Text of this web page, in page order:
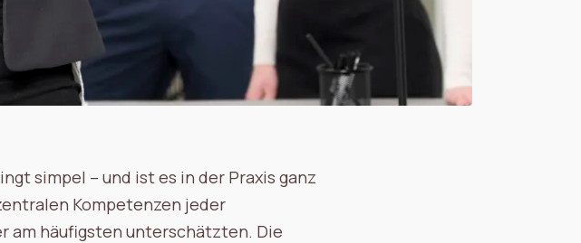
simpel – und ist es in der Praxis ganz
Kompetenzen jeder
am häufigsten unterschätzten. Die